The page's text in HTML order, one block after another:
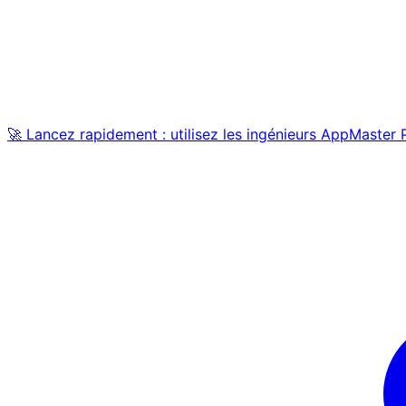
🚀 Lancez rapidement : utilisez les ingénieurs AppMaster